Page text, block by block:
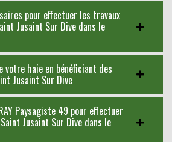
pour effectuer les travaux
Jusaint Sur Dive dans le
haie en bénéficiant des
Jusaint Sur Dive
Paysagiste 49 pour effectuer
Jusaint Sur Dive dans le